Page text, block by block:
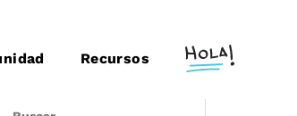
Recursos